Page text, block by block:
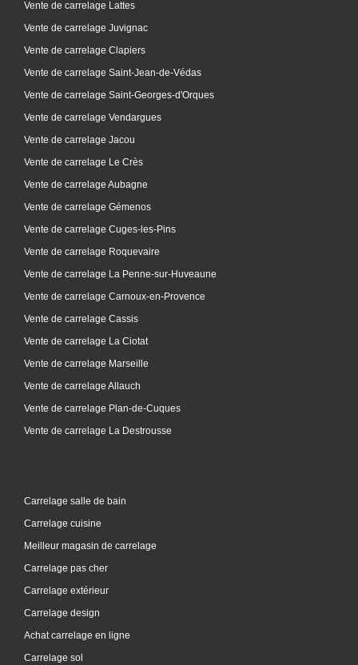
Vente de carrelage Lattes
Vente de carrelage Juvignac
Vente de carrelage Clapiers
Vente de carrelage Saint-Jean-de-Védas
Vente de carrelage Saint-Georges-d'Orques
Vente de carrelage Vendargues
Vente de carrelage Jacou
Vente de carrelage Le Crès
Vente de carrelage Aubagne
Vente de carrelage Gémenos
Vente de carrelage Cuges-les-Pins
Vente de carrelage Roquevaire
Vente de carrelage La Penne-sur-Huveaune
Vente de carrelage Carnoux-en-Provence
Vente de carrelage Cassis
Vente de carrelage La Ciotat
Vente de carrelage Marseille
Vente de carrelage Allauch
Vente de carrelage Plan-de-Cuques
Vente de carrelage La Destrousse
Carrelage salle de bain
Carrelage cuisine
Meilleur magasin de carrelage
Carrelage pas cher
Carrelage extérieur
Carrelage design
Achat carrelage en ligne
Carrelage sol